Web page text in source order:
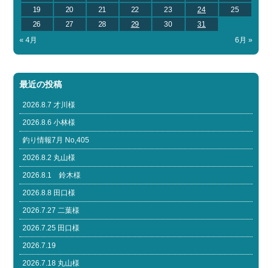
19
20 21 22 23 24
25
26
27 28 29 30
31
« 4月
6月 »
最近の投稿
2026.8.7 才川様
2026.8.6 小林様
釣り情報7月 No,405
2026.8.2 丸山様
2026.8.1 鈴木様
2026.8.8 田口様
2026.7.27 二葉様
2026.7.25 田口様
2026.7.19
2026.7.18 丸山様